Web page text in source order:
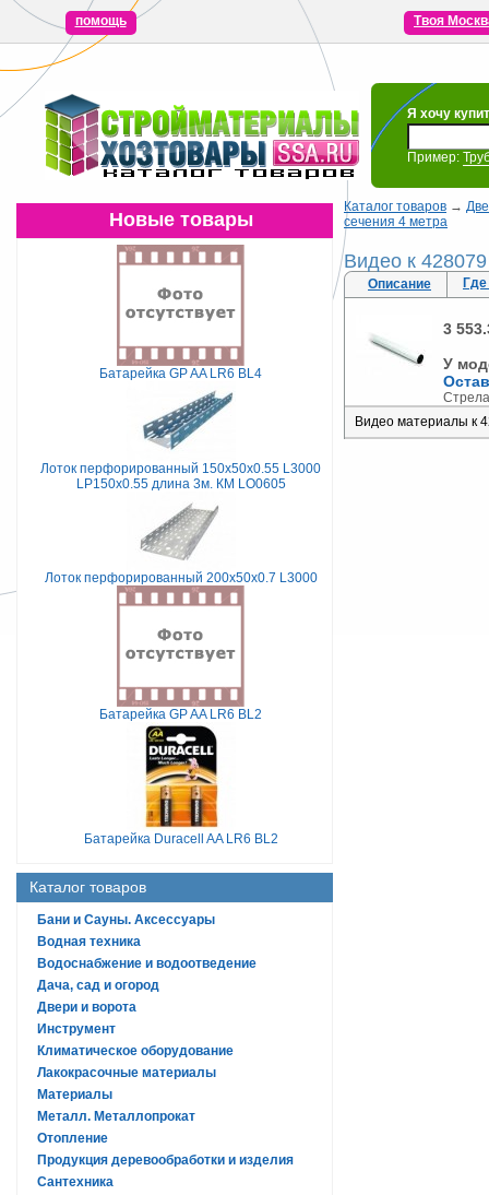
помощь Твоя
Я хочу
Пример:
Новые товары
Батарейка GP AA LR6 BL4
Лоток перфорированный 150х50х0.55 L3000
LP150х0.55 длина 3м. КМ LO0605
Лоток перфорированный 200х50х0.7 L3000
Батарейка GP AA LR6 BL2
Батарейка Duracell AA LR6 BL2
Каталог товаров
Бани и Сауны. Аксессуары
Водная техника
Водоснабжение и водоотведение
Дача, сад и огород
Двери и ворота
Инструмент
Климатическое оборудование
Лакокрасочные материалы
Материалы
Металл. Металлопрокат
Отопление
Продукция деревообработки и изделия
Сантехника
Каталог товаров →
сечения 4 метра
Видео к
Описание
3
У
Видео материалы к